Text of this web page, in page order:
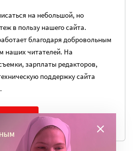
на небольшой, но
в пользу нашего сайта.
благодаря добровольным
наших читателей. На
зарплаты редакторов,
поддержку сайта